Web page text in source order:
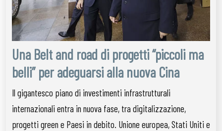
Una Belt and road di progetti “piccoli ma
belli” per adeguarsi alla nuova Cina
Il gigantesco piano di investimenti infrastrutturali
internazionali entra in nuova fase, tra digitalizzazione,
progetti green e Paesi in debito. Unione europea, Stati Uniti e